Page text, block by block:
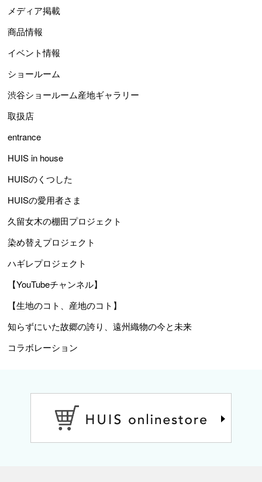
メディア掲載
商品情報
イベント情報
ショールーム
渋谷ショールーム産地ギャラリー
取扱店
entrance
HUIS in house
HUISのくつした
HUISの愛用者さま
久留女木の棚田プロジェクト
染め替えプロジェクト
ハギレプロジェクト
【YouTubeチャンネル】
【生地のコト、産地のコト】
知らずにいた故郷の誇り、遠州織物の今と未来
コラボレーション